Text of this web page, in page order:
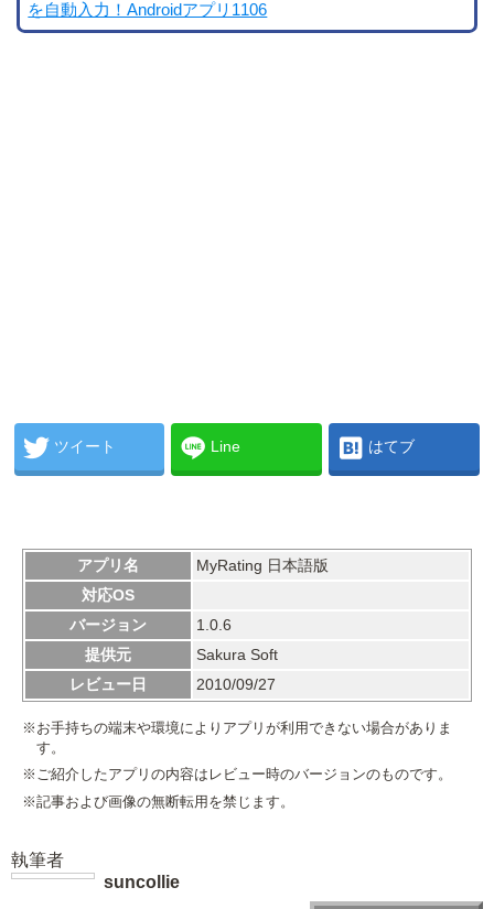
を自動入力！Androidアプリ1106
ツイート Line はてブ
アプリ名
MyRating 日本語版
対応OS
バージョン
1.0.6
提供元
Sakura Soft
レビュー日
2010/09/27
※お手持ちの端末や環境によりアプリが利用できない場合がありま
す。
※ご紹介したアプリの内容はレビュー時のバージョンのものです。
※記事および画像の無断転用を禁じます。
執筆者
suncollie